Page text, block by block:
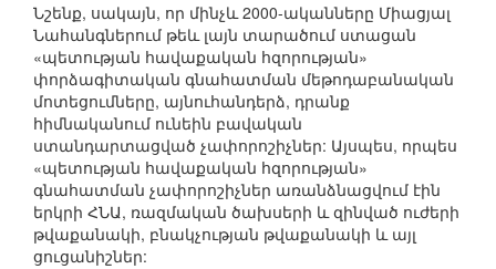
Նշենք, սակայն, որ մինչև 2000-ականները Միացյալ
Նահանգներում թեև լայն տարածում ստացան
«պետության հավաքական հզորության»
փորձագիտական գնահատման մեթոդաբանական
մոտեցումները, այնուհանդերձ, դրանք
հիմնականում ունեին բավական
ստանդարտացված չափորոշիչներ: Այսպես, որպես
«պետության հավաքական հզորության»
գնահատման չափորոշիչներ առանձնացվում էին
երկրի ՀՆԱ, ռազմական ծախսերի և զինված ուժերի
թվաքանակի, բնակչության թվաքանակի և այլ
ցուցանիշներ: